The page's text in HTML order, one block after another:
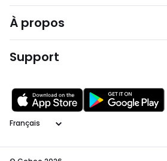
À propos
Support
Langage